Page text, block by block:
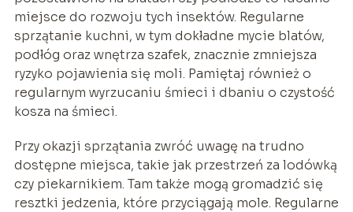
miejsce do rozwoju tych insektów. Regularne
sprzątanie kuchni, w tym dokładne mycie blatów,
podłóg oraz wnętrza szafek, znacznie zmniejsza
ryzyko pojawienia się moli. Pamiętaj również o
regularnym wyrzucaniu śmieci i dbaniu o czystość
kosza na śmieci.
Przy okazji sprzątania zwróć uwagę na trudno
dostępne miejsca, takie jak przestrzeń za lodówką
czy piekarnikiem. Tam także mogą gromadzić się
resztki jedzenia, które przyciągają mole. Regularne